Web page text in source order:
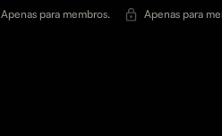
Apenas para membros. Apenas para